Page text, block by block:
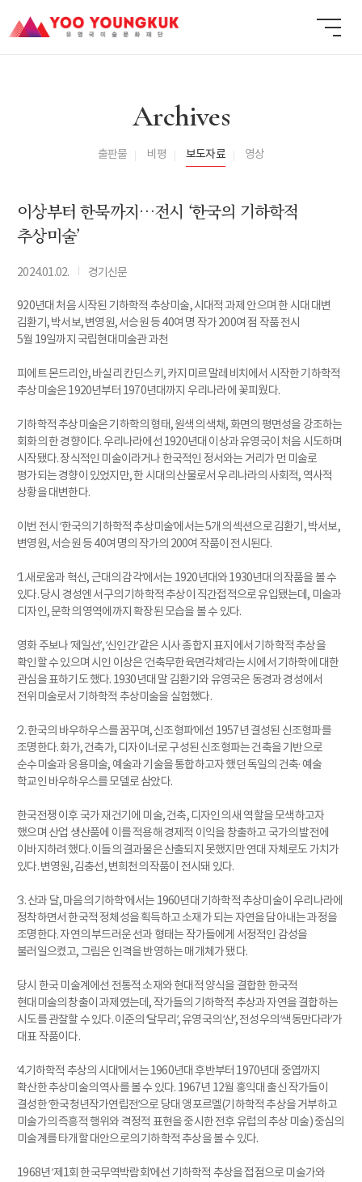
Archives
출판물 비평 보도자료 영상
이상부터 한묵까지…전시 ‘한국의 기하학적
추상미술’
2024.01.02. 경기신문
920년대 처음 시작된 기하학적 추상미술, 시대적 과제 안으며 한 시대 대변
김환기, 박서보, 변영원, 서승원 등 40여 명 작가 200여 점 작품 전시
5월 19일까지 국립현대미술관 과천
피에트 몬드리안, 바실리 칸딘스키, 카지미르 말레비치에서 시작한 기하학적
추상미술은 1920년부터 1970년대까지 우리나라에 꽃피웠다.
기하학적 추상미술은 기하학의 형태, 원색의 색채, 화면의 평면성을 강조하는
회화의 한 경향이다. 우리나라에선 1920년대 이상과 유영국이 처음 시도하며
시작됐다. 장식적인 미술이라거나 한국적인 정서와는 거리가 먼 미술로
평가되는 경향이 있었지만, 한 시대의 산물로서 우리나라의 사회적, 역사적
상황을 대변한다.
이번 전시 ‘한국의 기하학적 추상미술’에서는 5개의 섹션으로 김환기, 박서보,
변영원, 서승원 등 40여 명의 작가의 200여 작품이 전시된다.
‘1.새로움과 혁신, 근대의 감각’에서는 1920년대와 1930년대의 작품을 볼 수
있다. 당시 경성엔 서구의 기하학적 추상이 직간접적으로 유입됐는데, 미술과
디자인, 문학의 영역에까지 확장된 모습을 볼 수 있다.
영화 주보나 ‘제일선’, ‘신인간’ 같은 시사 종합지 표지에서 기하학적 추상을
확인할 수 있으며 시인 이상은 ‘건축무한육면각체’라는 시에서 기하학에 대한
관심을 표하기도 했다. 1930년대 말 김환기와 유영국은 동경과 경성에서
전위미술로서 기하학적 추상미술을 실험했다.
‘2. 한국의 바우하우스를 꿈꾸며, 신조형파’에선 1957년 결성된 신조형파를
조명한다. 화가, 건축가, 디자이너로 구성된 신조형파는 건축을 기반으로
순수미술과 응용미술, 예술과 기술을 통합하고자 했던 독일의 건축· 예술
학교인 바우하우스를 모델로 삼았다.
한국전쟁 이후 국가 재건기에 미술, 건축, 디자인의 새 역할을 모색하고자
했으며 산업 생산품에 이를 적용해 경제적 이익을 창출하고 국가의 발전에
이바지하려 했다. 이들의 결과물은 산출되지 못했지만 연대 자체로도 가치가
있다. 변영원, 김충선, 변희천의 작품이 전시돼 있다.
‘3. 산과 달, 마음의 기하학’에서는 1960년대 기하학적 추상미술이 우리나라에
정착하면서 한국적 정체성을 획득하고 소재가 되는 자연을 담아내는 과정을
조명한다. 자연의 부드러운 선과 형태는 작가들에게 서정적인 감성을
불러일으켰고, 그림은 인격을 반영하는 매개체가 됐다.
당시 한국 미술계에선 전통적 소재와 현대적 양식을 결합한 한국적
현대미술의 창출이 과제였는데, 작가들의 기하학적 추상과 자연을 결합하는
시도를 관찰할 수 있다. 이준의 ‘달무리’, 유영국의 ‘산’, 전성우의 ‘색동만다라’가
대표 작품이다.
‘4.기하학적 추상의 시대’에서는 1960년대 후반부터 1970년대 중엽까지
확산한 추상미술의 역사를 볼 수 있다. 1967년 12월 홍익대 출신 작가들이
결성한 ‘한국청년작가연립전’으로 당대 앵포르멜(기하학적 추상을 거부하고
미술가의 즉흥적 행위와 격정적 표현을 중시한 전후 유럽의 추상 미술) 중심의
미술계를 타개할 대안으로의 기하학적 추상을 볼 수 있다.
1968년 ‘제1회 한국무역박람회’에선 기하학적 추상을 접점으로 미술가와